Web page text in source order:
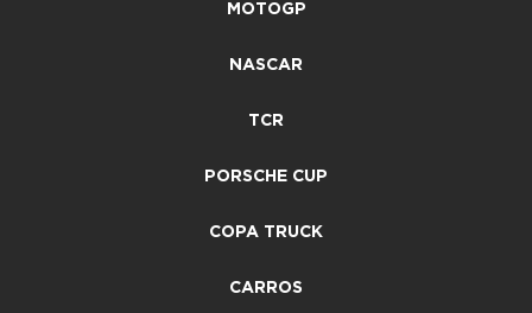
MOTOGP
NASCAR
TCR
PORSCHE CUP
COPA TRUCK
CARROS